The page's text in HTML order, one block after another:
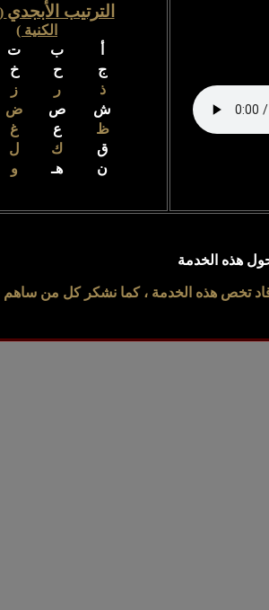
الترتيب الأبجدي
الكنية )
ت ب
خ ح
ج
ز ر
ذ
ض ص
ش
غ ع
ظ
ل ك
ق
و هـ ن
هذه الخدمة
تخص هذه الخدمة ، كما نشكر كل من ساهم